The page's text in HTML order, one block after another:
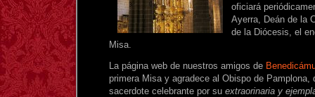
oficiará
Ayerra, Deán de la
de la Diócesis, el
Misa.
La página web de nuestros amigos de
primera Misa y agradece al Obispo de
sacerdote celebrante por su extraorinaria y